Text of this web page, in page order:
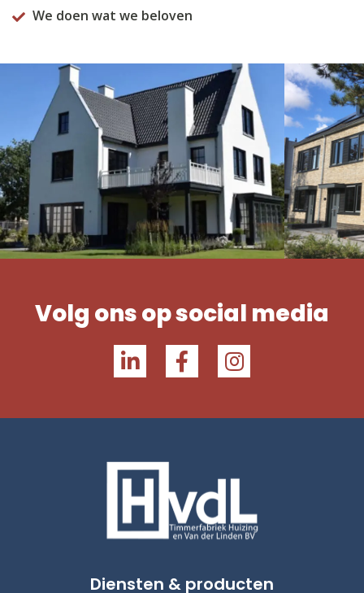
We doen wat we beloven
Volg ons op social media
Diensten & producten